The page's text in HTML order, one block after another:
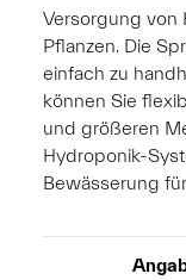
Versorgung von
Pflanzen. Die
einfach zu
können Sie
und größeren
Hydroponik-
Bewässerung